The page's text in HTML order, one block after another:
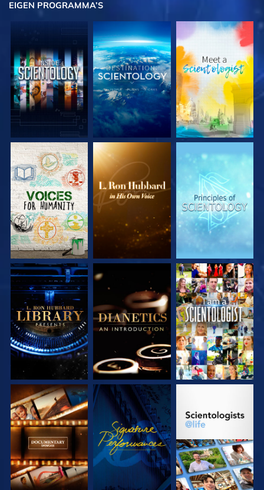
EIGEN PROGRAMMA’S
VERKEN DE SERIE VERKEN DE SERIE VERKEN DE SERIE
VERKEN DE SERIE VERKEN DE SERIE KIJK
VERKEN DE SERIE KIJK VERKEN DE SERIE